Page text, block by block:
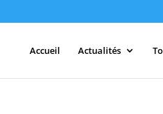
Accueil Actualités